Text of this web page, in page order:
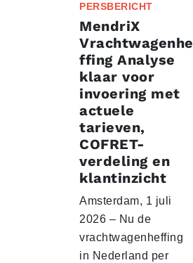
PERSBERICHT
MendriX
Vrachtwagenhe
ffing Analyse
klaar voor
invoering met
actuele
tarieven,
COFRET-
verdeling en
klantinzicht
Amsterdam, 1 juli
2026 – Nu de
vrachtwagenheffing
in Nederland per